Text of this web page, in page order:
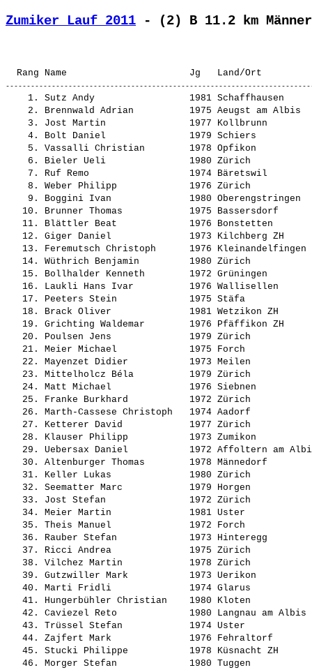
Zumiker Lauf 2011 - (2) B 11.2 km Männer
    1.
Sutz Andy
1981
    2.
Brennwald Adrian
1975 Aeugst am
    3.
Jost Martin
1977 Kollbrunn
    4.
Bolt Daniel
1979 Schiers
    5.
Vassalli Christian
1978 Opfikon
    6.
Bieler Ueli
1980 Zürich
    7.
Ruf Remo
1974 Bäretswil
    8.
Weber Philipp
1976 Zürich
    9.
Boggini Ivan
1980
   10.
Brunner Thomas
1975 Bassersdorf
   11.
Blättler Beat
1976 Bonstetten
   12.
Giger Daniel
1973 Kilchberg
   13.
Feremutsch Christoph
1976
   14.
Wüthrich Benjamin
1980 Zürich
   15.
Bollhalder Kenneth
1972 Grüningen
   16.
Laukli Hans Ivar
1976 Wallisellen
   17.
Peeters Stein
1975 Stäfa
   18.
Brack Oliver
1981 Wetzikon
   19.
Grichting Waldemar
1976 Pfäffikon ZH
   20.
Poulsen Jens
1979 Zürich
   21.
Meier Michael
1975 Forch
   22.
Mayenzet Didier
1973 Meilen
   23.
Mittelholcz Béla
1979 Zürich
   24.
Matt Michael
1976 Siebnen
   25.
Franke Burkhard
1972 Zürich
   26.
Marth-Cassese Christoph
1974 Aadorf
   27.
Ketterer David
1977 Zürich
   28.
Klauser Philipp
1973 Zumikon
   29.
Uebersax Daniel
1972 Affoltern
   30.
Altenburger Thomas
1978 Männedorf
   31.
Keller Lukas
1980 Zürich
   32.
Seematter Marc
1979 Horgen
   33.
Jost Stefan
1972 Zürich
   34.
Meier Martin
1981 Uster
   35.
Theis Manuel
1972 Forch
   36.
Rauber Stefan
1973 Hinteregg
   37.
Ricci Andrea
1975 Zürich
   38.
Vilchez Martin
1978 Zürich
   39.
Gutzwiller Mark
1973 Uerikon
   40.
Marti Fridli
1974 Glarus
   41.
Hungerbühler Christian
1980 Kloten
   42.
Caviezel Reto
1980 Langnau am
   43.
Trüssel Stefan
1974 Uster
   44.
Zajfert Mark
1976 Fehraltorf
   45.
Stucki Philippe
1978 Küsnacht
   46.
Morger Stefan
1980 Tuggen